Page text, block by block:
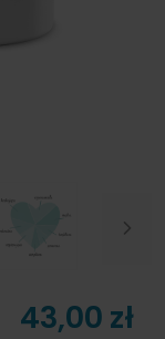
Next
43,00 zł